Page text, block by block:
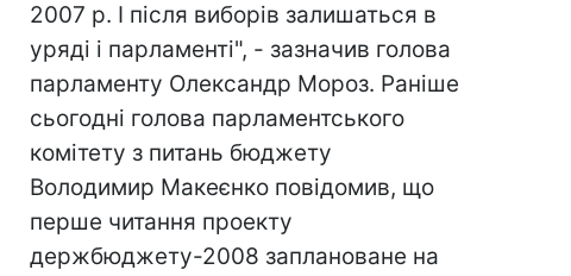
2007 р. І після виборів залишаться в
уряді і парламенті", - зазначив голова
парламенту Олександр Мороз. Раніше
сьогодні голова парламентського
комітету з питань бюджету
Володимир Макеєнко повідомив, що
перше читання проекту
держбюджету-2008 заплановане на